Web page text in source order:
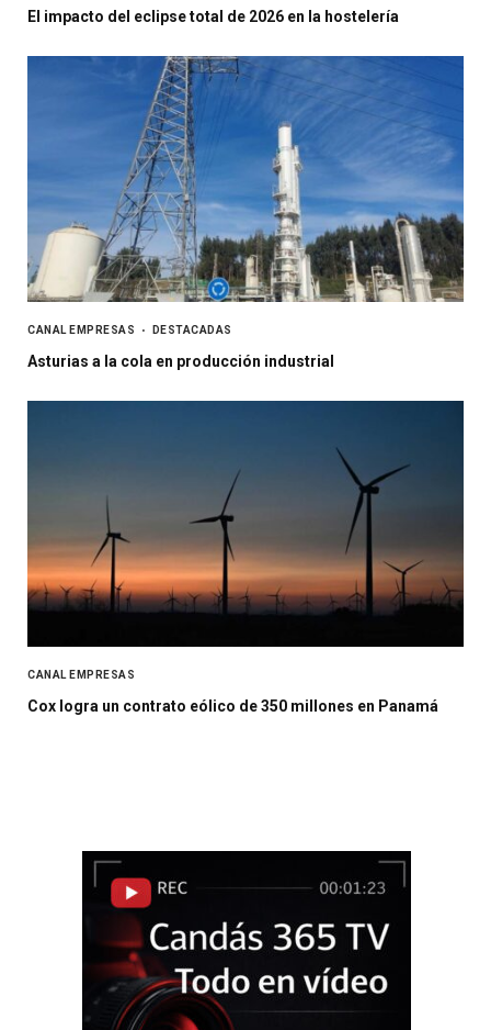
El impacto del eclipse total de 2026 en la hostelería
CANAL EMPRESAS DESTACADAS
Asturias a la cola en producción industrial
CANAL EMPRESAS
Cox logra un contrato eólico de 350 millones en Panamá